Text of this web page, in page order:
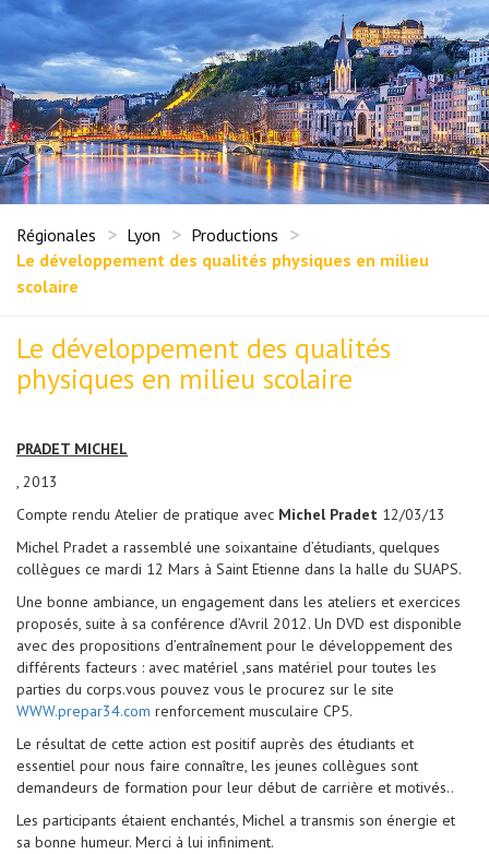
Régionales Lyon
Productions
Le développement des qualités physiques en milieu
scolaire
Le développement des qualités
physiques en milieu scolaire
PRADET MICHEL
, 2013
Compte rendu Atelier de pratique avec Michel Pradet 12/03/13
Michel Pradet a rassemblé une soixantaine d’étudiants, quelques
collègues ce mardi 12 Mars à Saint Etienne dans la halle du SUAPS.
Une bonne ambiance, un engagement dans les ateliers et exercices
proposés, suite à sa conférence d’Avril 2012. Un DVD est disponible
avec des propositions d’entraînement pour le développement des
différents facteurs : avec matériel ,sans matériel pour toutes les
parties du corps.vous pouvez vous le procurez sur le site
WWW.prepar34.com renforcement musculaire CP5.
Le résultat de cette action est positif auprès des étudiants et
essentiel pour nous faire connaître, les jeunes collègues sont
demandeurs de formation pour leur début de carrière et motivés..
Les participants étaient enchantés, Michel a transmis son énergie et
sa bonne humeur. Merci à lui infiniment.